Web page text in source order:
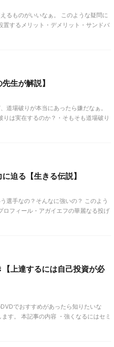
るものがいいなぁ。 このような疑問に
置するメリット・デメリット・サンドバ
生が解説】
道場破りが本当にあったら嫌だなぁ。
は実在するのか？・そもそも道場破り
迫る【生きる伝説】
選手なの？そんなに強いの？ このよう
ロフィール・アガイエフの華麗なる投げ
上達するには自己投資が必
でおすすめがあったら知りたいな
す。 本記事の内容 ・強くなるにはセミ